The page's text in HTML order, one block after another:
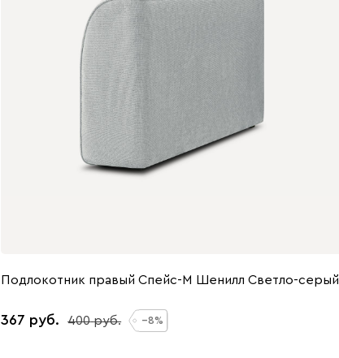
Подлокотник правый Спейс-М Шенилл Светло-серый
367 400 8